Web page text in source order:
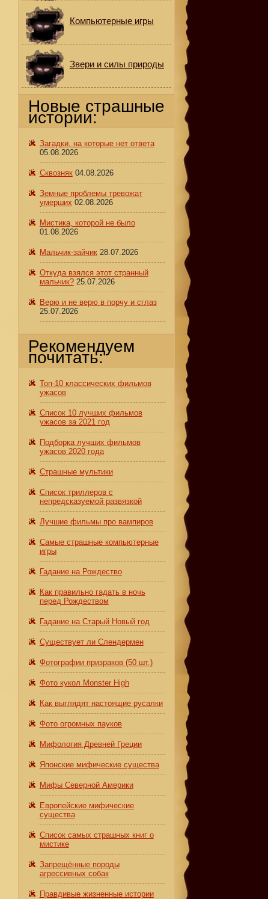
Компьютерные игры
Звери и силы природы
Новые страшные
истории:
Загадки, на которые нет ответа
05.08.2026
Сквозняк 04.08.2026
Земные проблемы тревожат
умерших 02.08.2026
Мистика, которой не было
01.08.2026
Мальчик-зайчик 28.07.2026
Откуда взялся этот странный
мальчик? 25.07.2026
Верю и не верю в порчу и сглаз
25.07.2026
Рекомендуем
почитать:
Топ-10 классических фильмов
ужасов
Список 10 лучших фильмов
ужасов за 2021 год
Подборка лучших фильмов
ужасов 2020 года
Страшные мультики
Список триллеров с
непредсказуемой развязкой
Лучшие фильмы про вампиров
Самые страшные компьютерные
игры
Гадание на Рождество
Как правильно гадать в ночь
перед Рождеством
Гадание на Старый Новый год
Существует ли Слендермен
Фотографии призраков (50 шт.)
Фото кукол Monster High
Как выглядят настоящие русалки
Фото огромных пауков
Мифология Древней Греции
Японские мифические существа
Мифы Северной Америки
Европейские мифические
существа
Список самых страшных книг о
мистике
Запрещённые породы
агрессивных собак
Правдивые жизненные истории